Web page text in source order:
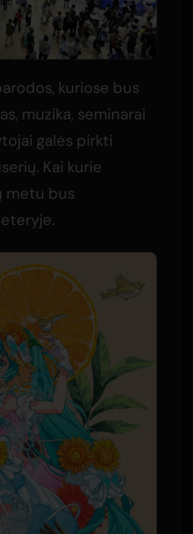
kuriose bus
muzika, seminarai
galės pirkti
Kai kurie
metu bus